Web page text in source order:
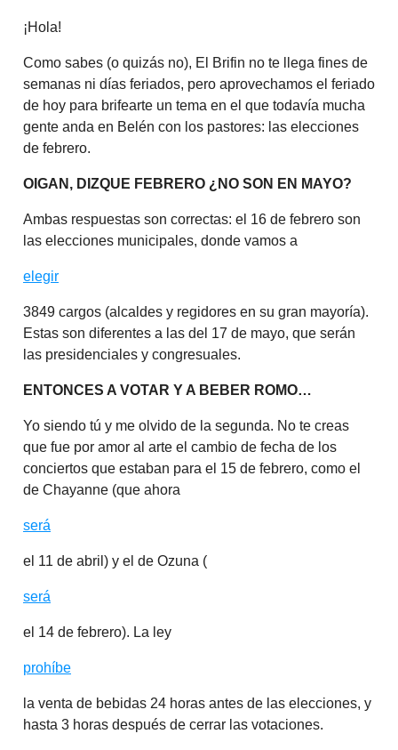
¡Hola!
Como sabes (o quizás no), El Brifin no te llega fines de
semanas ni días feriados, pero aprovechamos el feriado
de hoy para brifearte un tema en el que todavía mucha
gente anda en Belén con los pastores: las elecciones
de febrero.
OIGAN, DIZQUE FEBRERO ¿NO SON EN MAYO?
Ambas respuestas son correctas: el 16 de febrero son
las elecciones municipales, donde vamos a
elegir
3849 cargos (alcaldes y regidores en su gran mayoría).
Estas son diferentes a las del 17 de mayo, que serán
las presidenciales y congresuales.
ENTONCES A VOTAR Y A BEBER ROMO…
Yo siendo tú y me olvido de la segunda. No te creas
que fue por amor al arte el cambio de fecha de los
conciertos que estaban para el 15 de febrero, como el
de Chayanne (que ahora
será
el 11 de abril) y el de Ozuna (
será
el 14 de febrero). La ley
prohíbe
la venta de bebidas 24 horas antes de las elecciones, y
hasta 3 horas después de cerrar las votaciones.